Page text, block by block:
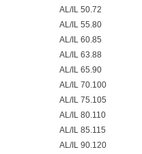
AL/IL 50.72
AL/IL 55.80
AL/IL 60.85
AL/IL 63.88
AL/IL 65.90
AL/IL 70.100
AL/IL 75.105
AL/IL 80.110
AL/IL 85.115
AL/IL 90.120